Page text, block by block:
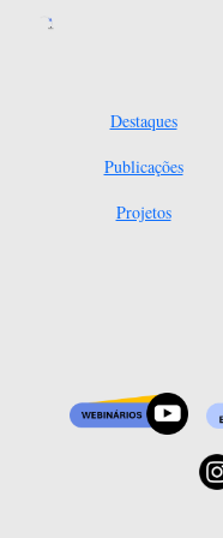
Destaques
Publicações
Projetos